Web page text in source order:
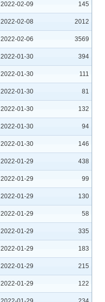
2022-02-09 145
2022-02-08 2012
2022-02-06 3569
2022-01-30 394
2022-01-30 111
2022-01-30 81
2022-01-30 132
2022-01-30 94
2022-01-30 146
2022-01-29 438
2022-01-29 99
2022-01-29 130
2022-01-29 58
2022-01-29 335
2022-01-29 183
2022-01-29 215
2022-01-29 122